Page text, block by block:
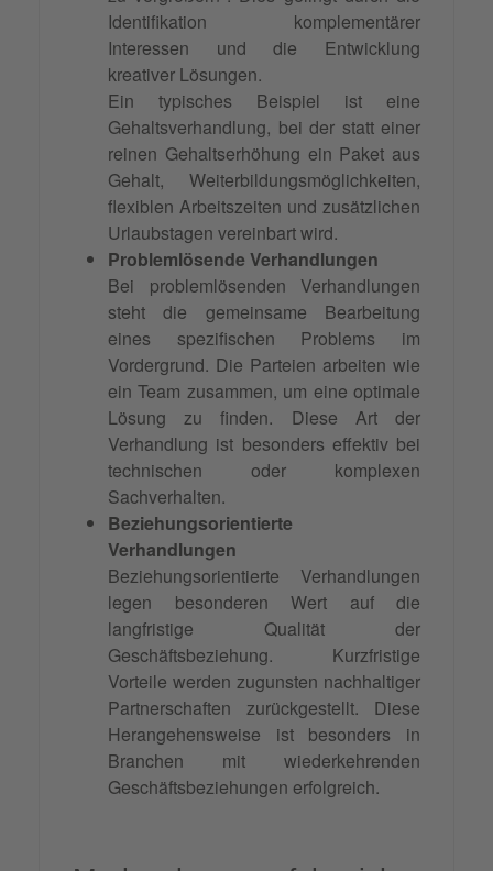
Identifikation komplementärer
Interessen und die Entwicklung
kreativer Lösungen.
Ein typisches Beispiel ist eine
Gehaltsverhandlung, bei der statt einer
reinen Gehaltserhöhung ein Paket aus
Gehalt, Weiterbildungsmöglichkeiten,
flexiblen Arbeitszeiten und zusätzlichen
Urlaubstagen vereinbart wird.
Problemlösende Verhandlungen
Bei problemlösenden Verhandlungen
steht die gemeinsame Bearbeitung
eines spezifischen Problems im
Vordergrund. Die Parteien arbeiten wie
ein Team zusammen, um eine optimale
Lösung zu finden. Diese Art der
Verhandlung ist besonders effektiv bei
technischen oder komplexen
Sachverhalten.
Beziehungsorientierte
Verhandlungen
Beziehungsorientierte Verhandlungen
legen besonderen Wert auf die
langfristige Qualität der
Geschäftsbeziehung. Kurzfristige
Vorteile werden zugunsten nachhaltiger
Partnerschaften zurückgestellt. Diese
Herangehensweise ist besonders in
Branchen mit wiederkehrenden
Geschäftsbeziehungen erfolgreich.